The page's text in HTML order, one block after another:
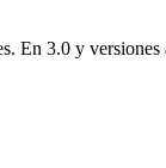
En 3.0 y